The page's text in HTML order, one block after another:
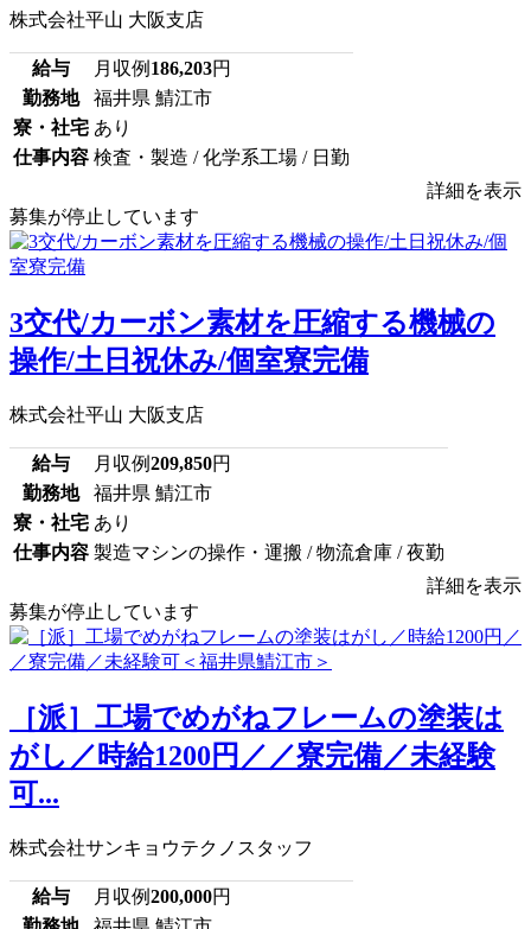
株式会社平山 大阪支店
給与 月収例 186,203円
勤務地
福井県 鯖江市
寮・社宅 あり
仕事内容 検査・製造 / 化学系工場 / 日勤
詳細を表示
募集が停止しています
3交代/カーボン素材を圧縮する機械の
操作/土日祝休み/個室寮完備
株式会社平山 大阪支店
給与 月収例209,850円
勤務地
福井県 鯖江市
寮・社宅 あり
仕事内容 製造マシンの操作・運搬 / 物流倉庫 / 夜勤
詳細を表示
募集が停止しています
［派］工場でめがねフレームの塗装は
がし／時給1200円／／寮完備／未経験
可...
株式会社サンキョウテクノスタッフ
給与 月収例200,000円